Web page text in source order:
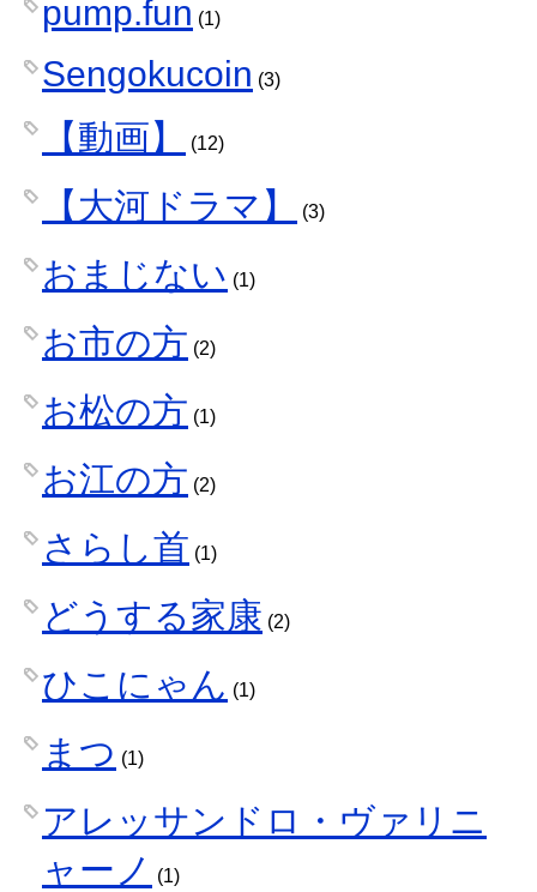
pump.fun (1)
Sengokucoin (3)
【動画】 (12)
【大河ドラマ】 (3)
おまじない (1)
お市の方 (2)
お松の方 (1)
お江の方 (2)
さらし首 (1)
どうする家康 (2)
ひこにゃん (1)
まつ (1)
アレッサンドロ・ヴァリニ
ャーノ
(1)